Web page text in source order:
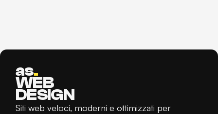
as.
WEB
DESIGN
Siti web veloci, moderni e ottimizzati per